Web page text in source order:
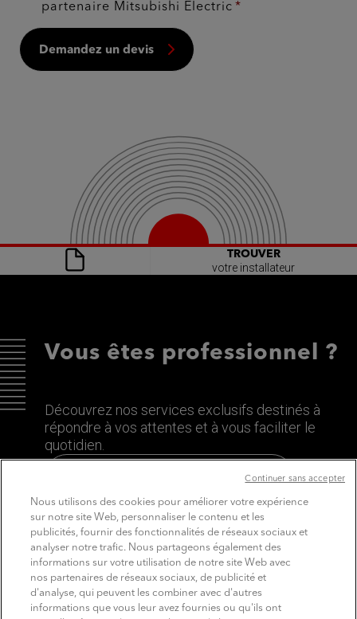
partenaire Mitsubishi Electric
Demandez un devis
TROUVER
votre installateur
Vous êtes professionnel ?
Découvrez nos services exclusifs destinés à
répondre à vos attentes et à vous faciliter le
quotidien.
Découvrez le site dédié aux Pros
Nous utilisons des cookies pour améliorer votre expérience
sur notre site Web, personnaliser le contenu et les
publicités, fournir des fonctionnalités de réseaux sociaux et
analyser notre trafic. Nous partageons également des
informations sur votre utilisation de notre site Web avec
nos partenaires de réseaux sociaux, de publicité et
d'analyse, qui peuvent les combiner avec d'autres
informations que vous leur avez fournies ou qu'ils ont
Continuer sans accepter